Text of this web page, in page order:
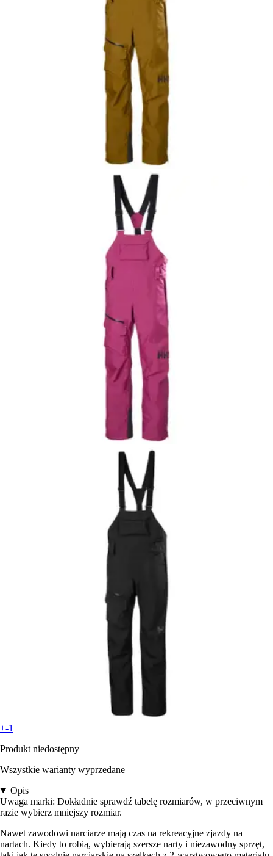
+-1
Produkt niedostępny
Wszystkie warianty wyprzedane
Opis
Uwaga marki: Dokładnie sprawdź tabelę rozmiarów, w przeciwnym
razie wybierz mniejszy rozmiar.
Nawet zawodowi narciarze mają czas na rekreacyjne zjazdy na
nartach. Kiedy to robią, wybierają szersze narty i niezawodny sprzęt,